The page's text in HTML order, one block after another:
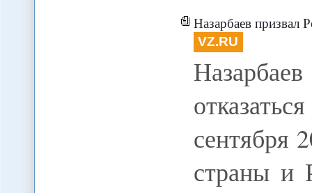
Назарбаев призвал
VZ.RU
сентября
страны и